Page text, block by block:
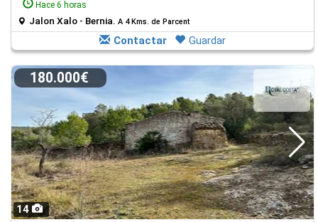
Hace 6 horas
Jalon Xalo - Bernia. A 4 Kms. de Parcent
Contactar Guardar
14
180.000€